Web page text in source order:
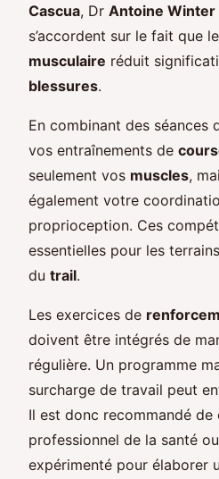
Cascua, Dr Antoine Winter
s’accordent sur le fait que le
musculaire réduit
blessures.
En combinant des séances
vos entraînements de
seulement vos muscles,
également votre
proprioception. Ces
essentielles pour les
du trail.
Les exercices de
doivent être intégrés de
régulière. Un programme
surcharge de travail peut
Il est donc recommandé de
professionnel de la santé
expérimenté pour élaborer